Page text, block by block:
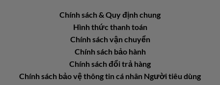
Chính sách & Quy định chung
Hình thức thanh toán
Chính sách vận chuyển
Chính sách bảo hành
Chính sách đổi trả hàng
Chính sách bảo vệ thông tin cá nhân Người tiêu dùng